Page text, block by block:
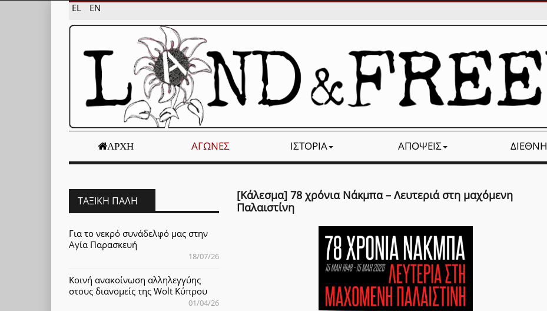
EL EN
ΑΡΧΉ ΑΓΏΝΕΣ ΙΣΤΟΡΊΑ ΑΠΌΨΕΙΣ ΔΙΕΘΝΉ
[Κάλεσμα] 78 χρόνια Νάκμπα – Λευτεριά στη μαχόμενη
Παλαιστίνη
ΤΑΞΙΚΉ ΠΆΛΗ
Για το νεκρό συνάδελφό μας στην
Αγία Παρασκευή
18/07/26
Κοινή ανακοίνωση αλληλεγγύης
στους διανομείς της Wolt Κύπρου
01/04/26